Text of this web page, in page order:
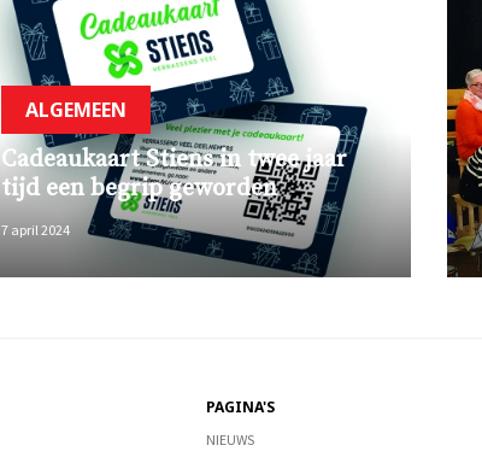
ALGEMEEN
Cadeaukaart Stiens in twee jaar
tijd een begrip geworden
7 april 2024
PAGINA'S
NIEUWS